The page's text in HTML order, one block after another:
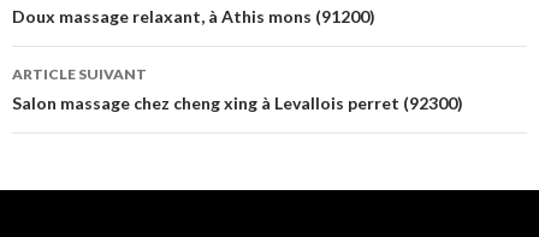
des
articles
Doux massage relaxant, à Athis mons (91200)
ARTICLE SUIVANT
Salon massage chez cheng xing à Levallois perret (92300)